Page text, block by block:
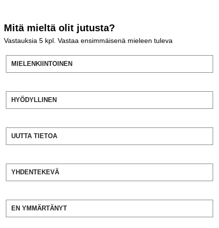
Mitä mieltä olit jutusta?
Vastauksia 5 kpl. Vastaa ensimmäisenä mieleen tuleva
MIELENKIINTOINEN
HYÖDYLLINEN
UUTTA TIETOA
YHDENTEKEVÄ
EN YMMÄRTÄNYT